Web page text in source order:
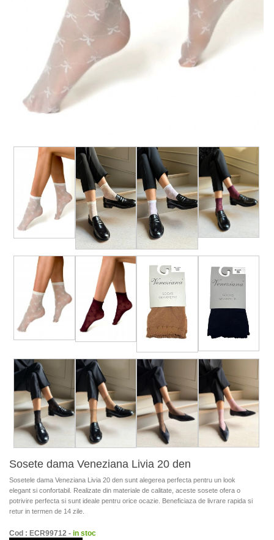
Sosete dama Veneziana Livia 20 den
Sosetele dama Veneziana Livia 20 den sunt alegerea perfecta pentru un look
elegant si confortabil. Realizate din materiale de calitate, aceste sosete ofera o
potrivire perfecta si sunt ideale pentru orice ocazie. Beneficiaza de livrare rapida si
retur in termen de 14 zile.
Cod : ECR99712 - in stoc